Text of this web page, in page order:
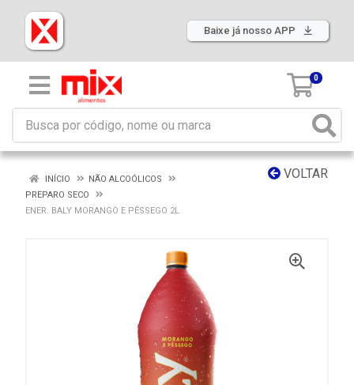
Baixe já nosso APP
0
VOLTAR
INÍCIO
NÃO ALCOÓLICOS
PREPARO SECO
ENER. BALY MORANGO E PÊSSEGO 2L